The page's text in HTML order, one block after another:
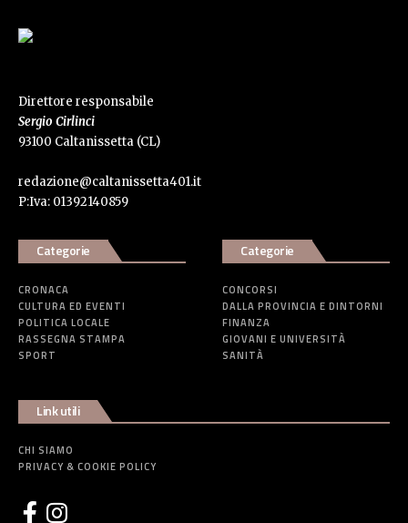
Direttore responsabile
Sergio Cirlinci
93100 Caltanissetta (CL)
redazione@caltanissetta401.it
P:Iva: 01392140859
Categorie
CRONACA
CULTURA ED EVENTI
POLITICA LOCALE
RASSEGNA STAMPA
SPORT
Categorie
CONCORSI
DALLA PROVINCIA E DINTORNI
FINANZA
GIOVANI E UNIVERSITÀ
SANITÀ
Link utili
CHI SIAMO
PRIVACY & COOKIE POLICY